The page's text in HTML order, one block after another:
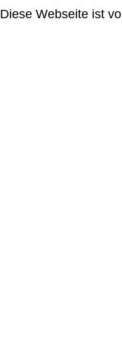
Diese Webseite ist